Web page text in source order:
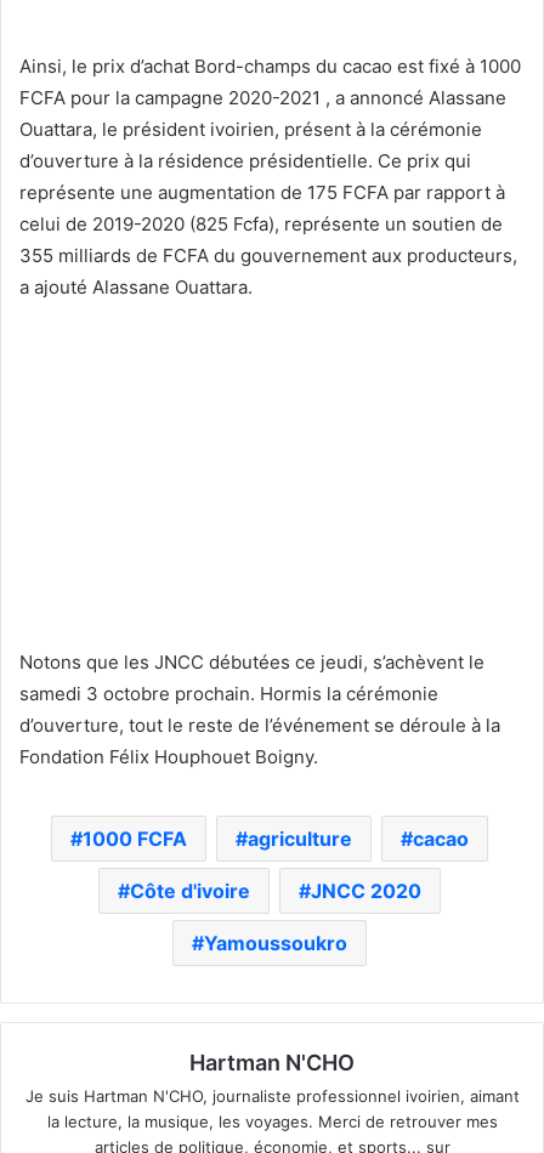
Ainsi, le prix d’achat Bord-champs du cacao est fixé à 1000
FCFA pour la campagne 2020-2021 , a annoncé Alassane
Ouattara, le président ivoirien, présent à la cérémonie
d’ouverture à la résidence présidentielle. Ce prix qui
représente une augmentation de 175 FCFA par rapport à
celui de 2019-2020 (825 Fcfa), représente un soutien de
355 milliards de FCFA du gouvernement aux producteurs,
a ajouté Alassane Ouattara.
Notons que les JNCC débutées ce jeudi, s’achèvent le
samedi 3 octobre prochain. Hormis la cérémonie
d’ouverture, tout le reste de l’événement se déroule à la
Fondation Félix Houphouet Boigny.
1000 FCFA agriculture cacao
Côte d'ivoire JNCC 2020
Yamoussoukro
Hartman N'CHO
Je suis Hartman N'CHO, journaliste professionnel ivoirien, aimant
la lecture, la musique, les voyages. Merci de retrouver mes
articles de politique, économie, et sports... sur